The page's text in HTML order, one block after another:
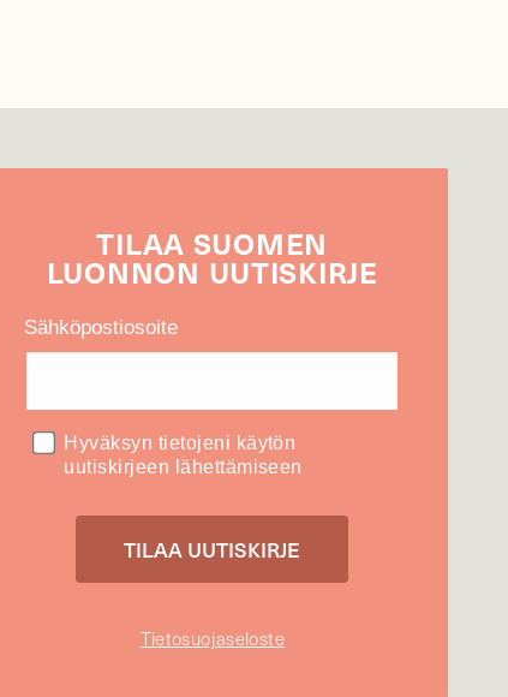
TILAA SUOMEN
LUONNON UUTIS­KIRJE
Sähköpostiosoite
Hyväksyn tietojeni käytön
uutiskirjeen lähettämiseen
Tietosuojaseloste